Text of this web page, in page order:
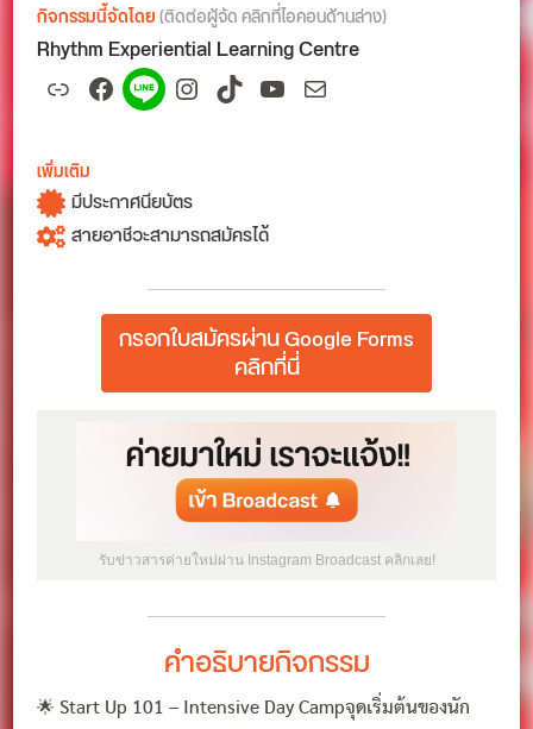
กิจกรรมนี้จัดโดย(ติดต่อผู้จัด คลิกที่ไอคอนด้านล่าง)
Rhythm Experiential Learning Centre
LinkFacebook
SpotifyInstagram
TikTokYouTube
Mail
เพิ่มเติม
มีประกาศนียบัตร
สายอาชีวะสามารถสมัครได้
กรอกใบสมัครผ่าน Google Forms
คลิกที่นี่
รับข่าวสารค่ายใหม่ผ่าน Instagram Broadcast คลิกเลย!
คำอธิบายกิจกรรม
🌟 Start Up 101 – Intensive Day Campจุดเริ่มต้นของนัก